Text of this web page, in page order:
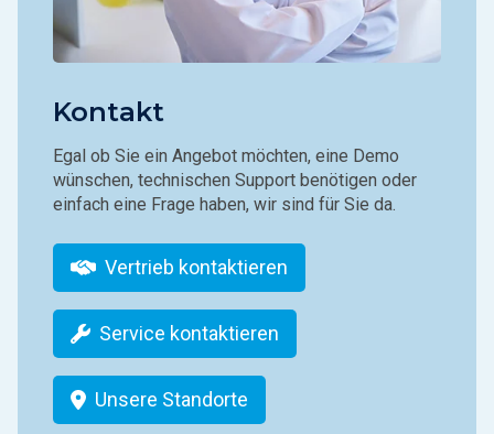
Kontakt
Egal ob Sie ein Angebot möchten, eine Demo
wünschen, technischen Support benötigen oder
einfach eine Frage haben, wir sind für Sie da.
Vertrieb kontaktieren
Service kontaktieren
Unsere Standorte